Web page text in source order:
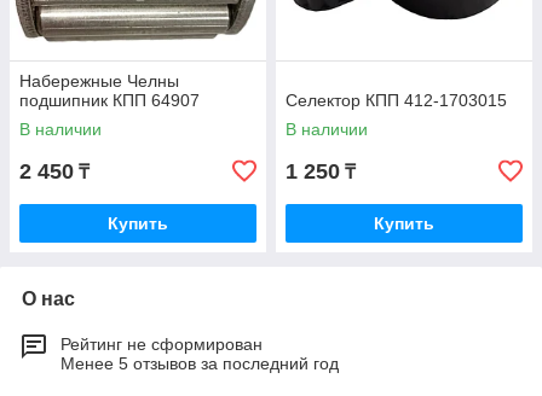
Набережные Челны
подшипник КПП 64907
В наличии
2 450 ₸
Купить
Селектор КПП 412-1703015
В наличии
1 250 ₸
Купить
О нас
Рейтинг не сформирован
Менее 5 отзывов за последний год